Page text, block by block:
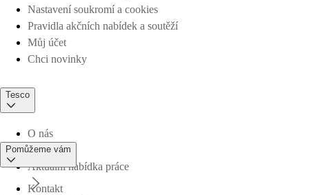
Nastavení soukromí a cookies
Pravidla akčních nabídek a soutěží
Můj účet
Chci novinky
Tesco
O nás
Aktuální nabídka práce
Pomůžeme vám
Kontakt